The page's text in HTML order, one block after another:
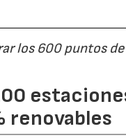
los 600 puntos
renovables